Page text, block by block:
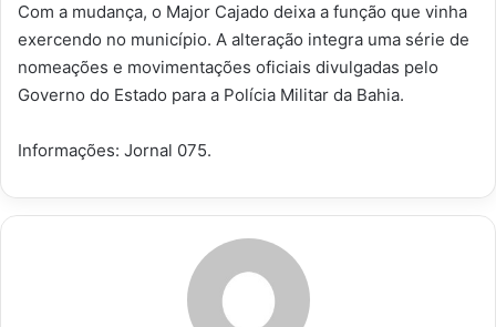
Com a mudança, o Major Cajado deixa a função que vinha
exercendo no município. A alteração integra uma série de
nomeações e movimentações oficiais divulgadas pelo
Governo do Estado para a Polícia Militar da Bahia.
Informações: Jornal 075.